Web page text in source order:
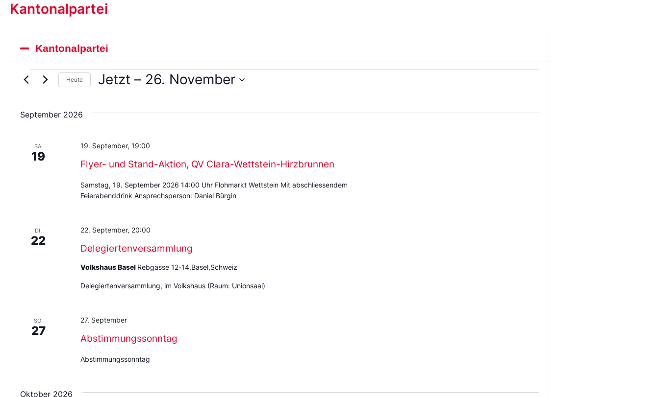
Kantonalpartei
Kantonalpartei
Heute Jetzt – 26. November
das
September 2026
SA.
19
Flyer- und Stand-Aktion, QV Clara-Wettstein-Hirzbrunnen
19. September, 19:00
Samstag, 19. September 2026 14:00 Uhr Flohmarkt Wettstein Mit abschliessendem
Feierabenddrink Ansprechsperson: Daniel Bürgin
DI.
22
Delegiertenversammlung
22. September, 20:00
Volkshaus Basel Rebgasse 12-14,Basel,Schweiz
Delegiertenversammlung, im Volkshaus (Raum: Unionsaal)
SO.
27
Abstimmungssonntag
27. September
Abstimmungssonntag
Oktober 2026